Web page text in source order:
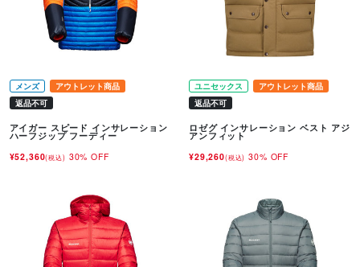
メンズ
アウトレット商品
返品不可
アイガー スピード インサレーション
ハーフジップ フーディー
¥52,360(税込) 30% OFF
ユニセックス
アウトレット商品
返品不可
ロゼグ インサレーション ベスト アジ
アンフィット
¥29,260(税込) 30% OFF